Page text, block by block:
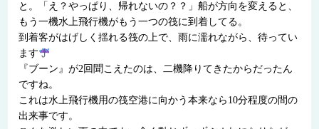
と。「え？やっぱり、帰れないの？？」船が方向を変えると、
もう一機水上飛行機がもう一つの筏に到着してる。
到着客がはげしく揺れる筏の上で、雨に濡れながら、待ってい
ます
『ブーン』が2回聞こえたのは、二機降りてきたからだったん
ですね。
これは水上飛行機用の筏空港に向かう本来なら10分程度の間の
出来事です。